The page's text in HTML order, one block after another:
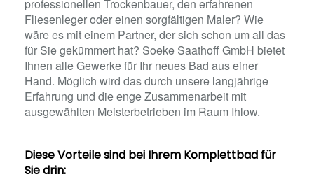
professionellen Trockenbauer, den erfahrenen
Fliesenleger oder einen sorgfältigen Maler? Wie
wäre es mit einem Partner, der sich schon um all das
für Sie gekümmert hat? Soeke Saathoff GmbH bietet
Ihnen alle Gewerke für Ihr neues Bad aus einer
Hand. Möglich wird das durch unsere langjährige
Erfahrung und die enge Zusammenarbeit mit
ausgewählten Meisterbetrieben im Raum Ihlow.
Diese Vorteile sind bei Ihrem Komplettbad für
Sie drin: